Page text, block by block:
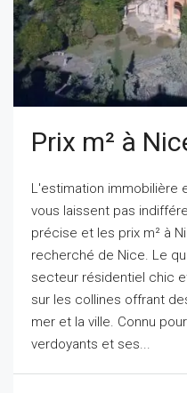
Prix m² à
L'estimation immobilière
vous laissent pas
précise et les prix m² à
recherché de Nice. Le
secteur résidentiel chic
sur les collines offrant
mer et la ville. Connu
verdoyants et ses...